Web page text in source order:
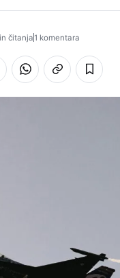
čitanja1 komentara